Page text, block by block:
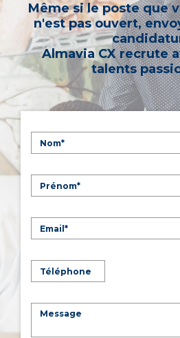
Même si le poste que
n'est pas ouvert,
Almavia CX recrute
talents